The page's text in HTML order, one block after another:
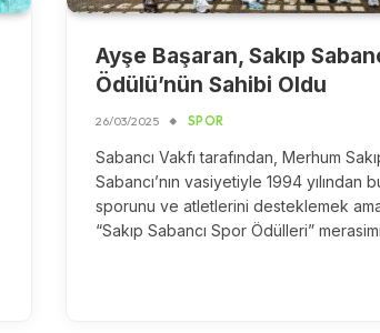
Ayşe Başaran, Sakıp
Ödülü’nün Sahibi Oldu
26/03/2025 SPOR
Sabancı Vakfı tarafından, Merhum
Sabancı’nın vasiyetiyle 1994 yılından
sporunu ve atletlerini desteklemek
“Sakıp Sabancı Spor Ödülleri”